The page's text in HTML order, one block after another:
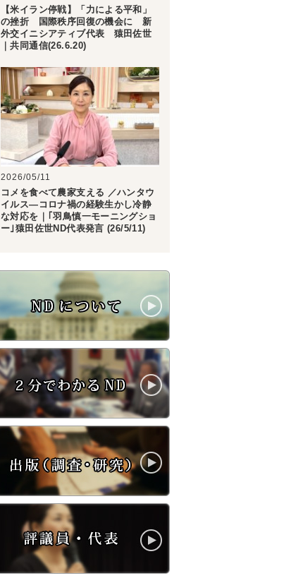
【米イラン停戦】「力による平和」
の挫折 国際秩序回復の機会に 新
外交イニシアティブ代表 猿田佐世
｜共同通信(26.6.20)
2026/05/11
コメを食べて農家支える ／ハンタウ
イルス―コロナ禍の経験生かし冷静
な対応を｜｢羽鳥慎一モーニングショ
ー｣猿田佐世ND代表発言 (26/5/11)